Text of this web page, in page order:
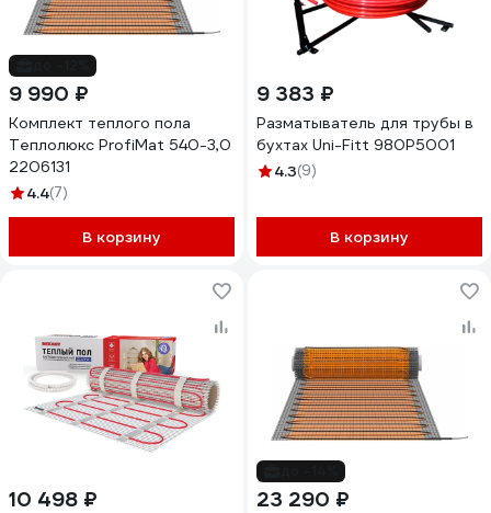
9 990 ₽
Комплект теплого пола
Теплолюкс ProfiMat 540-3,0
2206131
4.4(7)
В корзину
9 383 ₽
Разматыватель для трубы в
бухтах Uni-Fitt 980P5001
4.3(9)
В корзину
10 498 ₽ 23 290 ₽